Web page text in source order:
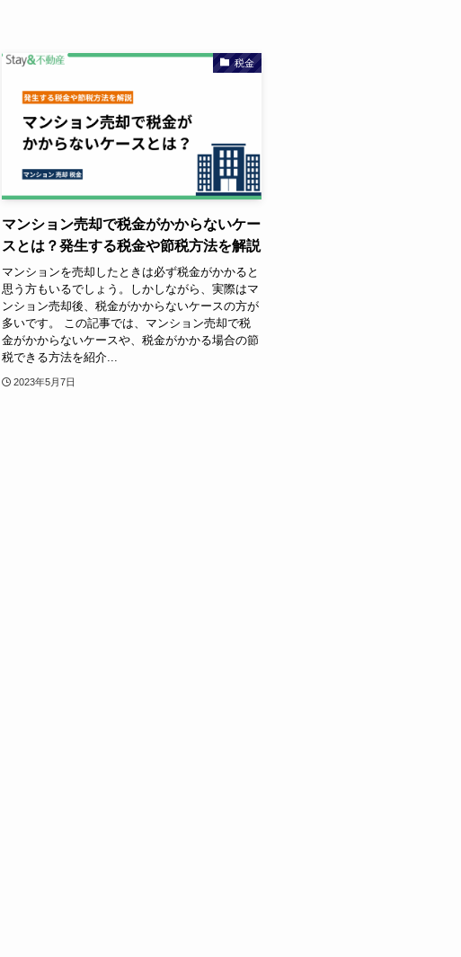
税金
マンション売却で税金がかからないケー
スとは？発生する税金や節税方法を解説
マンションを売却したときは必ず税金がかかると
思う方もいるでしょう。しかしながら、実際はマ
ンション売却後、税金がかからないケースの方が
多いです。 この記事では、マンション売却で税
金がかからないケースや、税金がかかる場合の節
税できる方法を紹介...
2023年5月7日